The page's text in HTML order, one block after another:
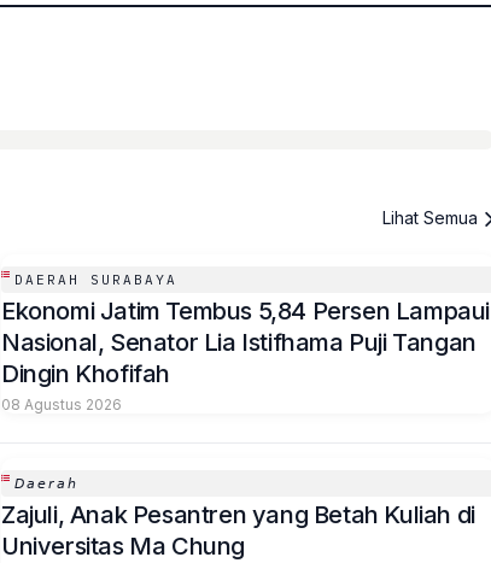
Lihat Semua
DAERAH SURABAYA
Ekonomi Jatim Tembus 5,84 Persen Lampaui
Nasional, Senator Lia Istifhama Puji Tangan
Dingin Khofifah
08 Agustus 2026
𝘋𝘢𝘦𝘳𝘢𝘩
Zajuli, Anak Pesantren yang Betah Kuliah di
Universitas Ma Chung